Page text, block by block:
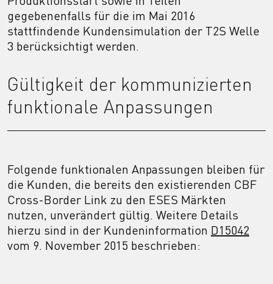
gegebenenfalls für die im Mai 2016
stattfindende Kundensimulation der T2S Welle
3 berücksichtigt werden.
Gültigkeit der kommunizierten
funktionale Anpassungen
Folgende funktionalen Anpassungen bleiben für
die Kunden, die bereits den existierenden CBF
Cross-Border Link zu den ESES Märkten
nutzen, unverändert gültig. Weitere Details
hierzu sind in der Kundeninformation D15042
vom 9. November 2015 beschrieben: